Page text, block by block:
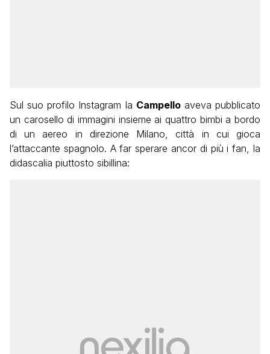
Sul suo profilo Instagram la Campelloaveva pubblicato
un carosello di immagini insieme ai quattro bimbi a bordo
di un aereo in direzione Milano, città in cui gioca
l’attaccante spagnolo. A far sperare ancor di più i fan, la
didascalia piuttosto sibillina: